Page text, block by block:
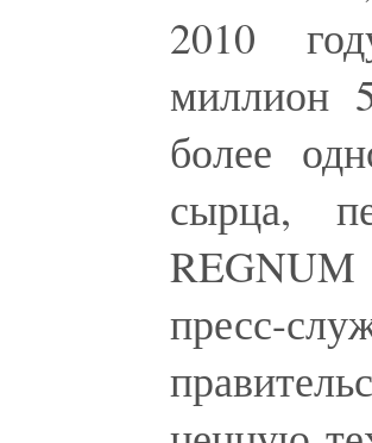
2010
миллион
более
сырца,
пресс-